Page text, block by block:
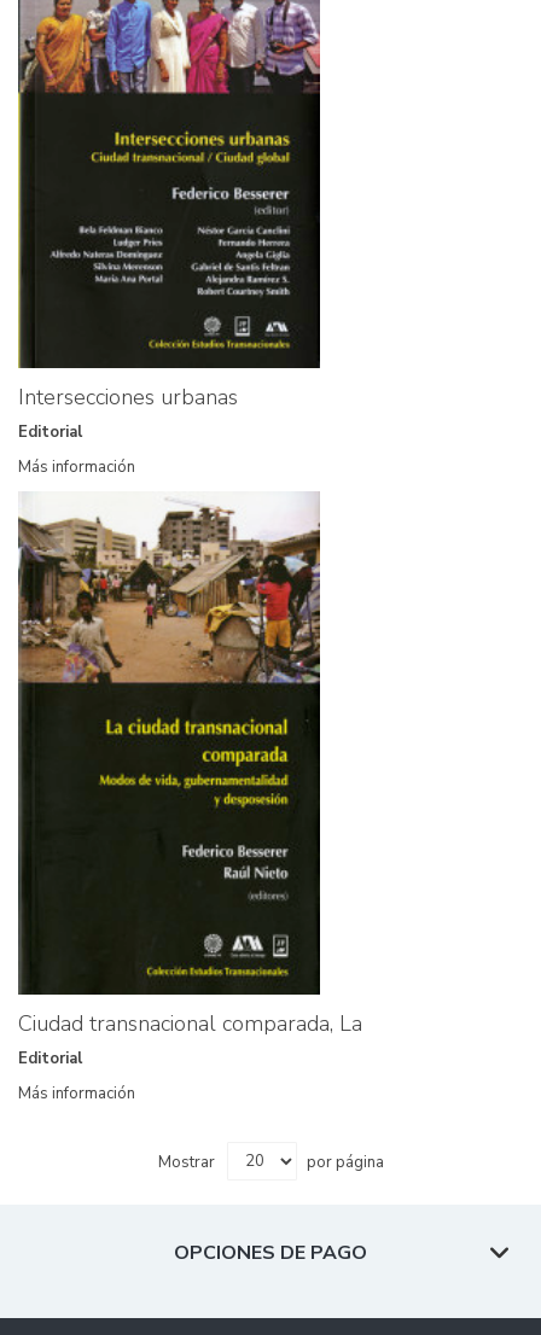
Intersecciones urbanas
Editorial
Más información
Ciudad transnacional comparada, La
Editorial
Más información
Mostrar por página
OPCIONES DE PAGO